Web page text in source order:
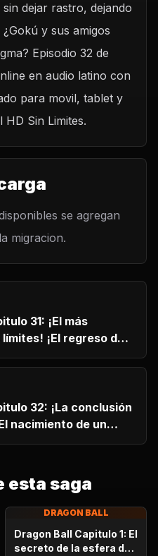
dejar rastro, dejando
y sus amigos
Episodio 32 de
en audio latino con
para movil, tablet y
Sin Limites.
se agregan
migracion.
31: ¡El más
32: ¡La conclusión
esta saga
DRAGON BALL
Dragon Ball Capitulo 1: El
secreto de la esfera del